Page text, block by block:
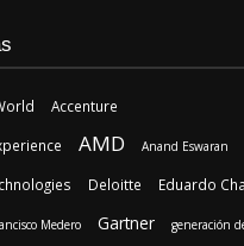
Accenture
AMD Anand Eswaran
Deloitte Eduardo
Medero Gartner generación